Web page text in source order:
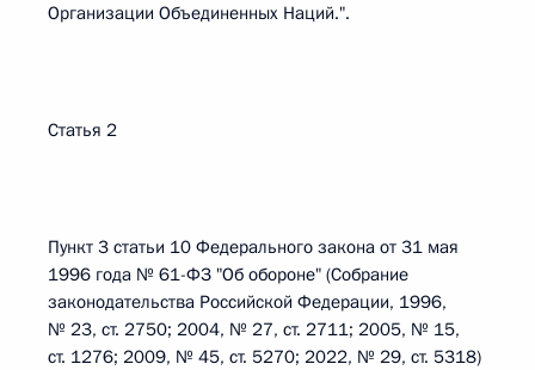
Организации Объединенных Наций.".
Статья 2
Пункт 3 статьи 10 Федерального закона от 31 мая
1996 года № 61-ФЗ "Об обороне" (Собрание
законодательства Российской Федерации, 1996,
№ 23, ст. 2750; 2004, № 27, ст. 2711; 2005, № 15,
ст. 1276; 2009, № 45, ст. 5270; 2022, № 29, ст. 5318)